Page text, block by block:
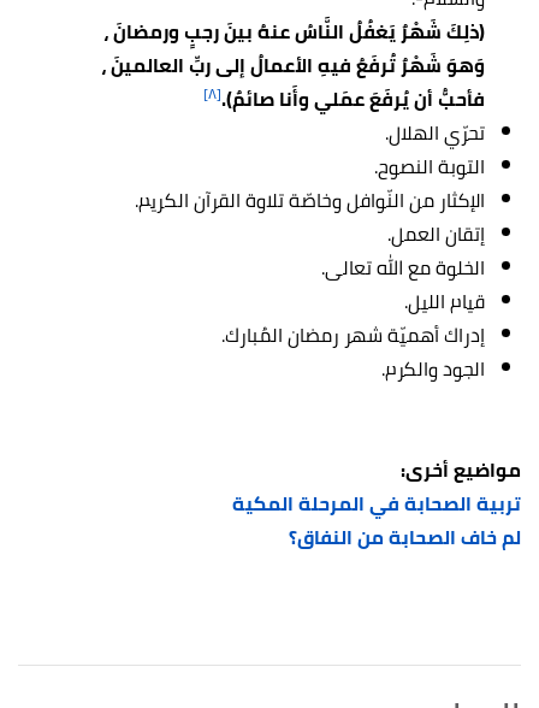
(ذلِكَ شَهْرٌ يَغفُلُ النَّاسُ عنهُ بينَ رجبٍ ورمضانَ ،
وَهوَ شَهْرٌ تُرفَعُ فيهِ الأعمالُ إلى ربِّ العالمينَ ،
فأحبُّ أن يُرفَعَ عمَلي وأَنا صائمٌ).[٨]
تحرّي الهلال.
التوبة النصوح.
الإكثار من النّوافل وخاصّة تلاوة القرآن الكريم.
إتقان العمل.
الخلوة مع الله تعالى.
قيام الليل.
إدراك أهميّة شهر رمضان المُبارك.
الجود والكرم.
مواضيع أخرى:
تربية الصحابة في المرحلة المكية
لم خاف الصحابة من النفاق؟